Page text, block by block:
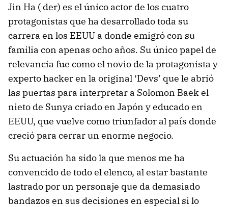
Jin Ha ( der) es el único actor de los cuatro
protagonistas que ha desarrollado toda su
carrera en los EEUU a donde emigró con su
familia con apenas ocho años. Su único papel de
relevancia fue como el novio de la protagonista y
experto hacker en la original ‘Devs’ que le abrió
las puertas para interpretar a Solomon Baek el
nieto de Sunya criado en Japón y educado en
EEUU, que vuelve como triunfador al país donde
creció para cerrar un enorme negocio.
Su actuación ha sido la que menos me ha
convencido de todo el elenco, al estar bastante
lastrado por un personaje que da demasiado
bandazos en sus decisiones en especial si lo